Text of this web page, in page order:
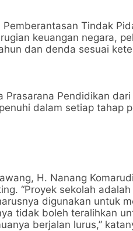
Tindak
keuangan negara,
dan denda sesuai
Prasarana Pendidikan
dalam setiap tahap
H. Nanang
“Proyek sekolah
digunakan untuk
tidak boleh teralihkan
berjalan lurus,”